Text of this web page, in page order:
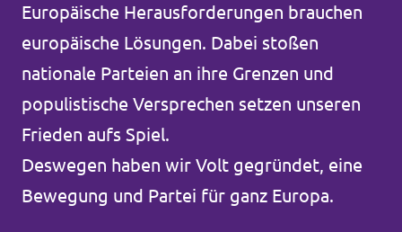
Volt Deutschland Merchandise Shop
Unsere Events
Presse
Mache bei uns mit!
Europäische Herausforderungen brauchen
europäische Lösungen. Dabei stoßen
nationale Parteien an ihre Grenzen und
populistische Versprechen setzen unseren
Frieden aufs Spiel.
Deswegen haben wir Volt gegründet, eine
Bewegung und Partei für ganz Europa.